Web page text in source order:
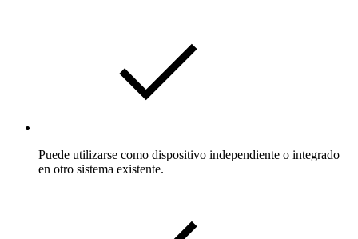
Puede utilizarse como dispositivo independiente o integrado
en otro sistema existente.